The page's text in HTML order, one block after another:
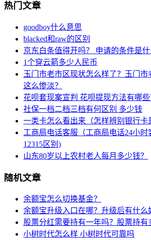
热门文章
goodboy什么意思
blacked和raw的区别
京东白条值得开吗？ 申请的条件是什
1个穿云箭多少人民币
玉门市老市区现状怎么样了？玉门市
这么惨淡？
花呗套现案宣判 花呗提现方法有哪些
社保一档二档三档有何区别 多少钱
一类卡怎么看出来（怎样辨别银行卡
工商局电话客服（工商局电话24小时
12315区别)
山东80岁以上农村老人每月多少钱？
随机文章
余额宝怎么切换基金？
余额宝升级入口在哪？升级后有什么
股票分红需要持有一年吗？股票持有
小树时代怎么样 小树时代可靠吗